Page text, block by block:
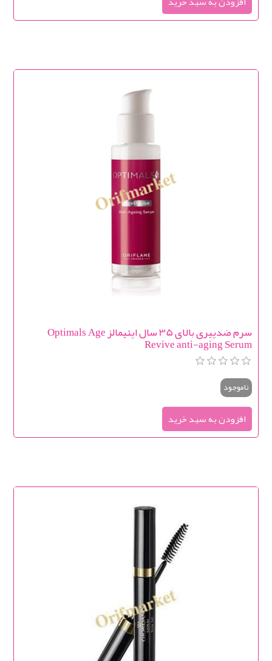
سرم ضدپیری بالای 35 سال اپتیمالز Optimals Age
Revive anti-aging Serum
ناموجود